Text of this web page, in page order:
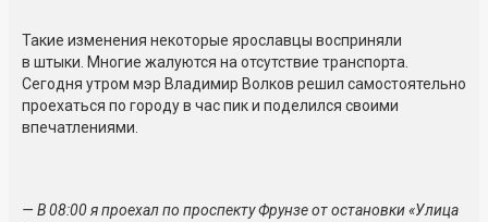
Такие изменения некоторые ярославцы восприняли
в штыки. Многие жалуются на отсутствие транспорта.
Сегодня утром мэр Владимир Волков решил самостоятельно
проехаться по городу в час пик и поделился своими
впечатлениями.
— В 08:00 я проехал по проспекту Фрунзе от остановки «Улица